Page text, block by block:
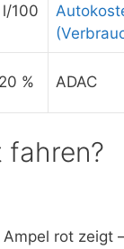
100
% ADAC
fahren?
rot zeigt